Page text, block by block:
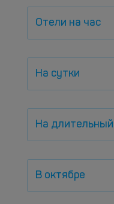
Отели на час
На сутки
На длительный
В октябре